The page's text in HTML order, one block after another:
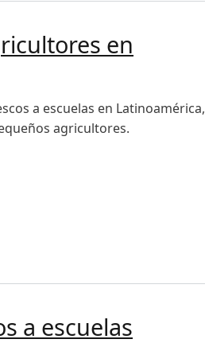
en
a escuelas en Latinoamérica,
agricultores.
a escuelas